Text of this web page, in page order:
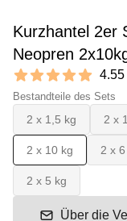
Kurzhantel 2er
Neopren
Reviews
4.55 out of 5 stars 4.55
Bestandteile des Sets
2 x 1,5 kg 2 x
2 x 10 kg 2 x
2 x 5 kg
Über die